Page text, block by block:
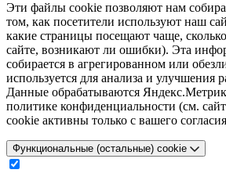
Эти файлы cookie позволяют нам
том, как посетители используют наш
какие страницы посещают чаще,
сайте, возникают ли ошибки). Эта
собирается в агрегированном или
используется для анализа и улучшения
Данные обрабатываются
политике конфиденциальности (см.
cookie активны только с вашего
Функциональные (остальные) cookie